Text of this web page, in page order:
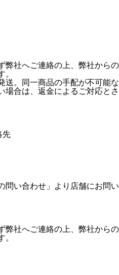
弊社へご連絡の上、弊社からの
。
送。同一商品の手配が不可能な
場合は、返金によるご対応とさ
先
問い合わせ」より店舗にお問い
弊社へご連絡の上、弊社からの
。